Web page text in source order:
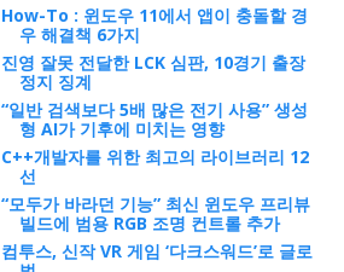
How-To : 윈도우 11에서 앱이 충돌할 경
우 해결책 6가지
진영 잘못 전달한 LCK 심판, 10경기 출장
정지 징계
“일반 검색보다 5배 많은 전기 사용” 생성
형 AI가 기후에 미치는 영향
C++개발자를 위한 최고의 라이브러리 12
선
“모두가 바라던 기능” 최신 윈도우 프리뷰
빌드에 범용 RGB 조명 컨트롤 추가
컴투스, 신작 VR 게임 ‘다크스워드’로 글로